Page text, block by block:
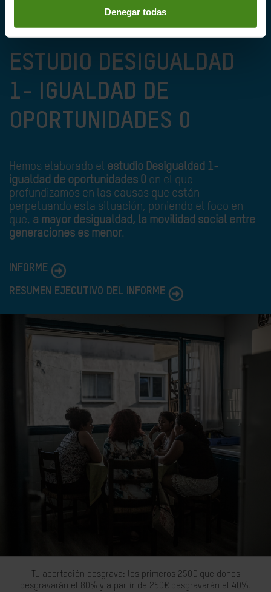
Denegar todas
ESTUDIO DESIGUALDAD
1- IGUALDAD DE
OPORTUNIDADES 0
Hemos elaborado el estudio Desigualdad 1-
igualdad de oportunidades 0 en el que
profundizamos en las causas que están
perpetuando esta situación, poniendo el foco en
que, a mayor desigualdad, la movilidad social entre
generaciones es menor.
INFORME
RESUMEN EJECUTIVO DEL INFORME
Tu aportación desgrava: los primeros 250€ que dones
desgravarán el 80% y a partir de 250€ desgravarán el 40%.